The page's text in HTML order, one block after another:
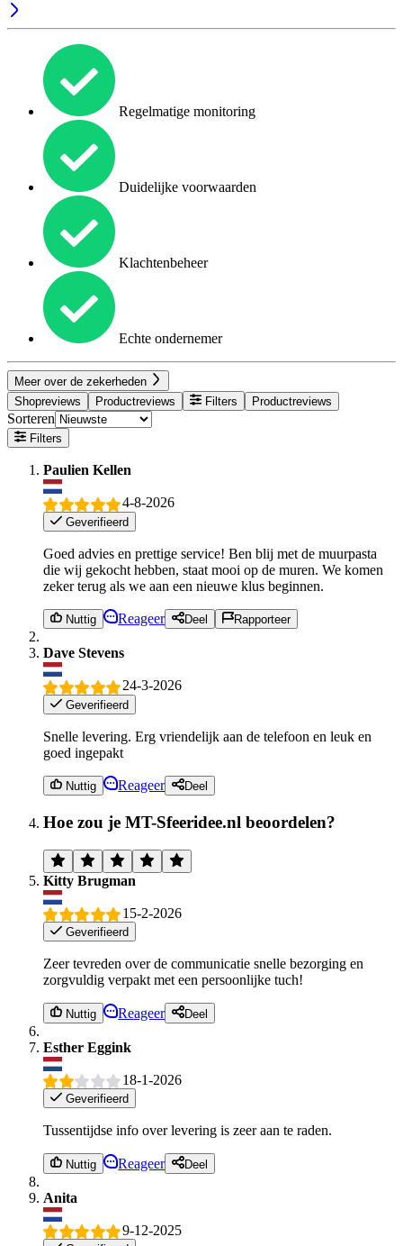
Regelmatige monitoring
Duidelijke voorwaarden
Klachtenbeheer
Echte ondernemer
Meer over de zekerheden
Shopreviews
Productreviews Filters Productreviews
Sorteren
Filters
Paulien Kellen
4-8-2026
Geverifieerd
Goed advies en prettige service! Ben blij met de muurpasta
die wij gekocht hebben, staat mooi op de muren. We komen
zeker terug als we aan een nieuwe klus beginnen.
Nuttig Reageer Deel Rapporteer
Dave Stevens
24-3-2026
Geverifieerd
Snelle levering. Erg vriendelijk aan de telefoon en leuk en
goed ingepakt
Nuttig Reageer Deel
Hoe zou je MT-Sfeeridee.nl beoordelen?
Kitty Brugman
15-2-2026
Geverifieerd
Zeer tevreden over de communicatie snelle bezorging en
zorgvuldig verpakt met een persoonlijke tuch!
Nuttig Reageer Deel
Esther Eggink
18-1-2026
Geverifieerd
Tussentijdse info over levering is zeer aan te raden.
Nuttig Reageer Deel
Anita
9-12-2025